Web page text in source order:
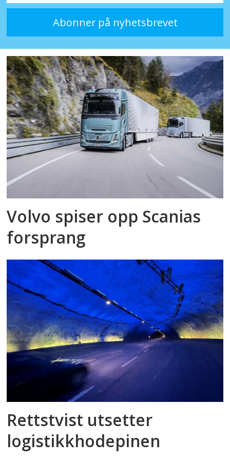
Volvo spiser opp Scanias
forsprang
Rettstvist utsetter
logistikkhodepinen